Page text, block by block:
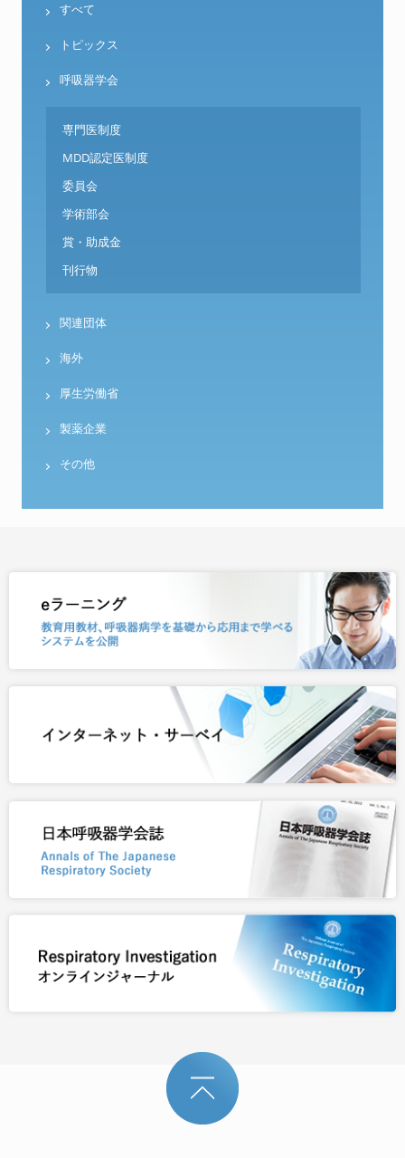
すべて
トピックス
呼吸器学会
専門医制度
MDD認定医制度
委員会
学術部会
賞・助成金
刊行物
関連団体
海外
厚生労働省
製薬企業
その他